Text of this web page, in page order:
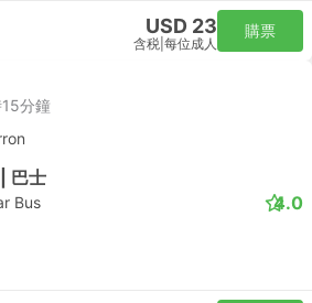
USD 23
含税 每位成人
購票
分鐘
巴士
Bus 4.0